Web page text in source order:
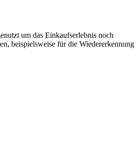
um das Einkaufserlebnis noch
beispielsweise für die Wiedererkennung